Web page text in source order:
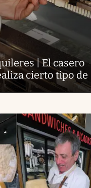
| El casero
cierto tipo de